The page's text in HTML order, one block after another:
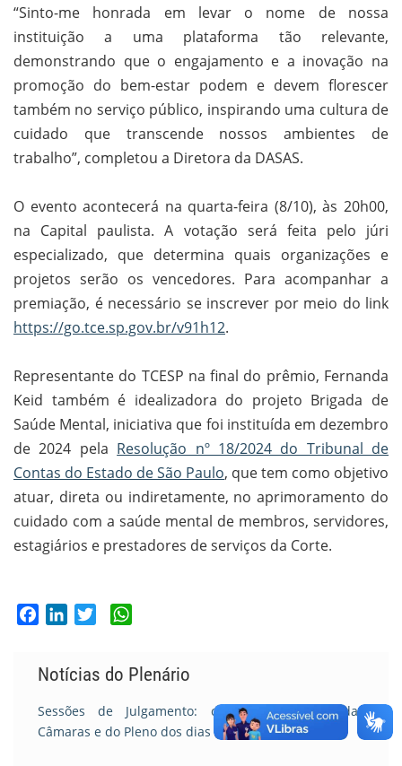
“Sinto-me honrada em levar o nome de nossa
instituição a uma plataforma tão relevante,
demonstrando que o engajamento e a inovação na
promoção do bem-estar podem e devem florescer
também no serviço público, inspirando uma cultura de
cuidado que transcende nossos ambientes de
trabalho”, completou a Diretora da DASAS.
O evento acontecerá na quarta-feira (8/10), às 20h00,
na Capital paulista. A votação será feita pelo júri
especializado, que determina quais organizações e
projetos serão os vencedores. Para acompanhar a
premiação, é necessário se inscrever por meio do link
https://go.tce.sp.gov.br/v91h12.
Representante do TCESP na final do prêmio, Fernanda
Keid também é idealizadora do projeto Brigada de
Saúde Mental, iniciativa que foi instituída em dezembro
de 2024 pela Resolução nº 18/2024 do Tribunal de
Contas do Estado de São Paulo, que tem como objetivo
atuar, direta ou indiretamente, no aprimoramento do
cuidado com a saúde mental de membros, servidores,
estagiários e prestadores de serviços da Corte.
FacebookLinkedIn
Twitter
Notícias do Plenário
Sessões de Julgamento: confira o resumo das
Câmaras e do Pleno dos dias 7 e 8/07